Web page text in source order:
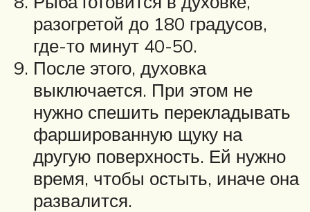
разогретой до 180 градусов,
где-то минут 40-50.
После этого, духовка
выключается. При этом не
нужно спешить перекладывать
фаршированную щуку на
другую поверхность. Ей нужно
время, чтобы остыть, иначе она
развалится.